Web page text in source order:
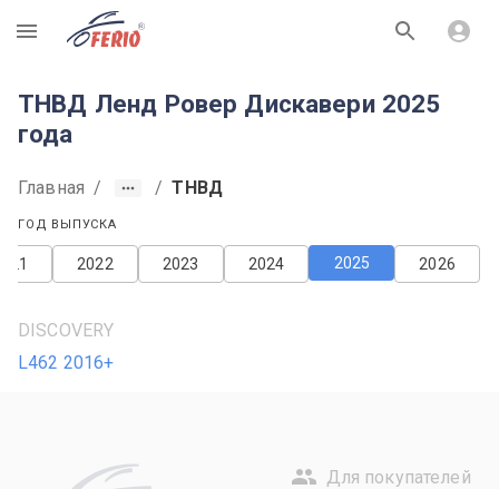
R
ТНВД Ленд Ровер Дискавери 2025
года
Главная / / ТНВД
ГОД ВЫПУСКА
2026
2025
2024
2023
2022
DISCOVERY
L462 2016+
Для покупателей